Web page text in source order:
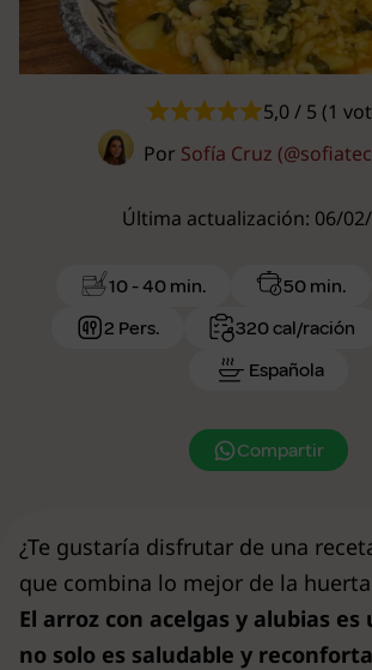
5,0 / 5 (1
Por Sofía Cruz
Última actualización: 06/
10 - 40 min. 50 min.
2 Pers.
320 cal/ración
Española
Compartir
¿Te gustaría disfrutar de una
que combina lo mejor de la
El arroz con acelgas y alubias
no solo es saludable y